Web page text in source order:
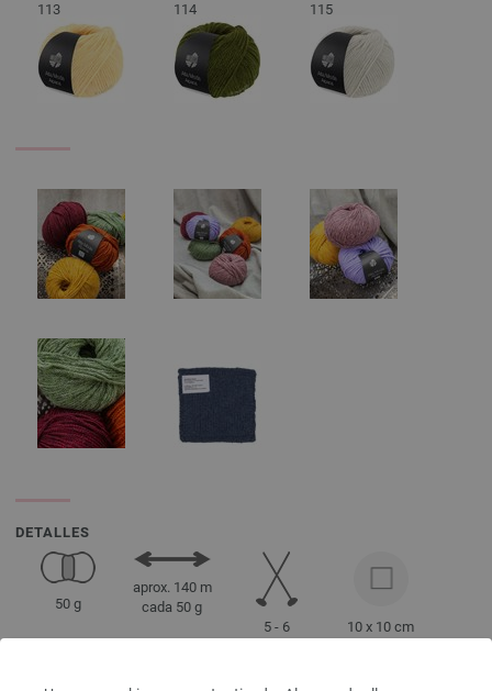
113 114 115
DETALLES
50 g
aprox. 140 m
cada 50 g
5 - 6
10 x 10 cm